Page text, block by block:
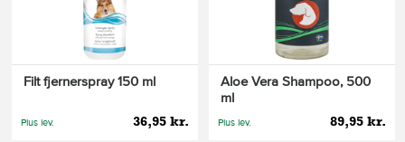
Filt fjernerspray 150 ml
36,95 kr.
Plus lev.
Aloe Vera Shampoo, 500
ml
89,95 kr.
Plus lev.